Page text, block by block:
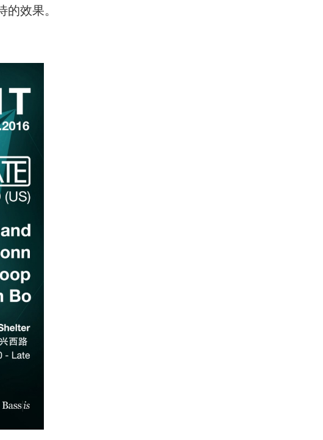
效果。